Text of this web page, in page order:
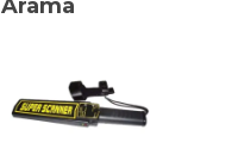
Arama